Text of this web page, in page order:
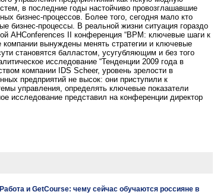
в последние годы настойчиво провозглашавшие
бизнес-процессов. Более того, сегодня мало кто
бизнес-процессы. В реальной жизни ситуация гораздо
AHConferences II конференция “BPM: ключевые шаги к
компании вынуждены менять стратегии и ключевые
становятся балластом, усугубляющим и без того
исследование “Тенденции 2009 года в
компании IDS Scheer, уровень зрелости в
предприятий не высок: они приступили к
управления, определять ключевые показатели
исследование представил на конференции директор
и GetCourse: чему сейчас обучаются россияне в